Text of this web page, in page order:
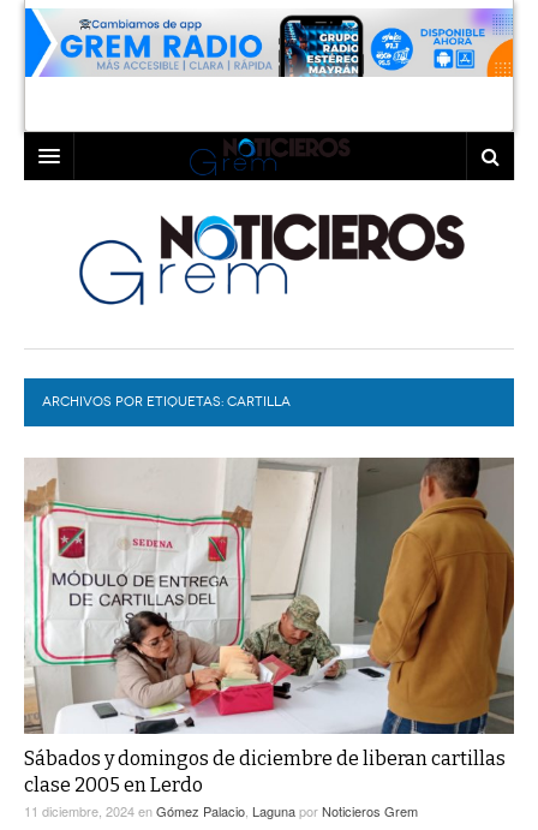
LAGUNA
TORREÓN
GÓMEZ PALACIO
LERDO
COAHUILA
DURANGO
DEPORTES
EL EXACTO
EXA INFORMA
GLOBO
CONTEXTOS
TRAYECTO LAGUNA
A MEDIA MAÑANA
A TODA LEY
DIÁLOGOS CON LA HISTORIA
TWEETS AND BEATS
LA MEJOR 97.1 ESTÉREO GALLITO
ACTUALIDADES GREM
PULSO
COLABORADORES
ACTUALIDADES GREM
ARCHIVOS POR ETIQUETAS: CARTILLA
Sábados y domingos de diciembre de liberan cartillas
clase 2005 en Lerdo
11 diciembre, 2024enGómez Palacio LagunaporNoticieros Grem